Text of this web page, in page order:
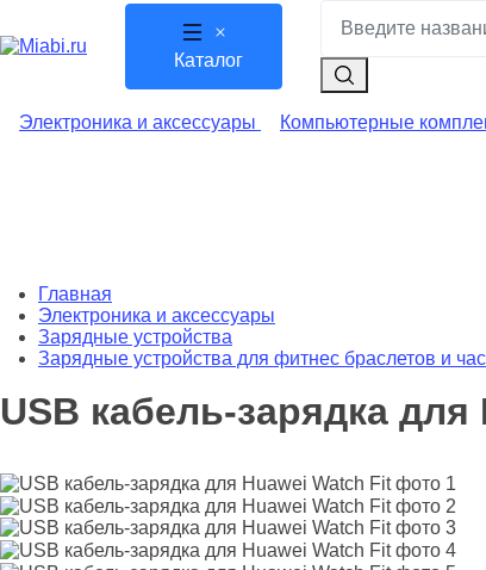
Каталог
Электроника и аксессуары Компьютерные
Главная
Электроника и аксессуары
Зарядные устройства
Зарядные устройства для фитнес браслетов и
USB кабель-зарядка